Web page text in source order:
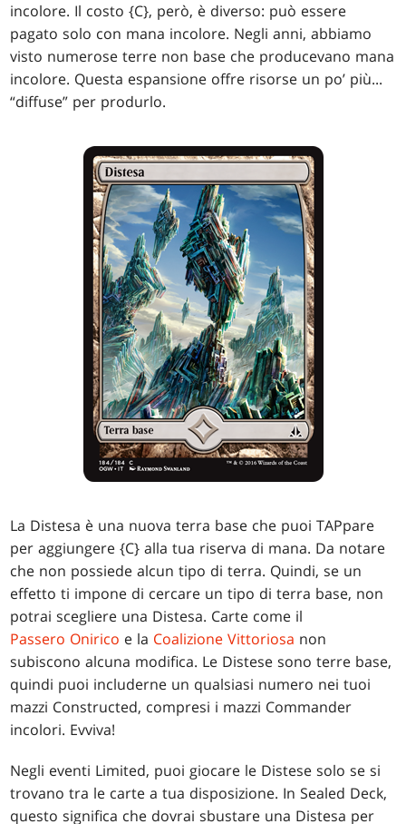
incolore. Il costo {C}, però, è diverso: può essere
pagato solo con mana incolore. Negli anni, abbiamo
visto numerose terre non base che producevano mana
incolore. Questa espansione offre risorse un po’ più...
“diffuse” per produrlo.
La Distesa è una nuova terra base che puoi TAPpare
per aggiungere {C} alla tua riserva di mana. Da notare
che non possiede alcun tipo di terra. Quindi, se un
effetto ti impone di cercare un tipo di terra base, non
potrai scegliere una Distesa. Carte come il
Passero Onirico e la Coalizione Vittoriosa non
subiscono alcuna modifica. Le Distese sono terre base,
quindi puoi includerne un qualsiasi numero nei tuoi
mazzi Constructed, compresi i mazzi Commander
incolori. Evviva!
Negli eventi Limited, puoi giocare le Distese solo se si
trovano tra le carte a tua disposizione. In Sealed Deck,
questo significa che dovrai sbustare una Distesa per